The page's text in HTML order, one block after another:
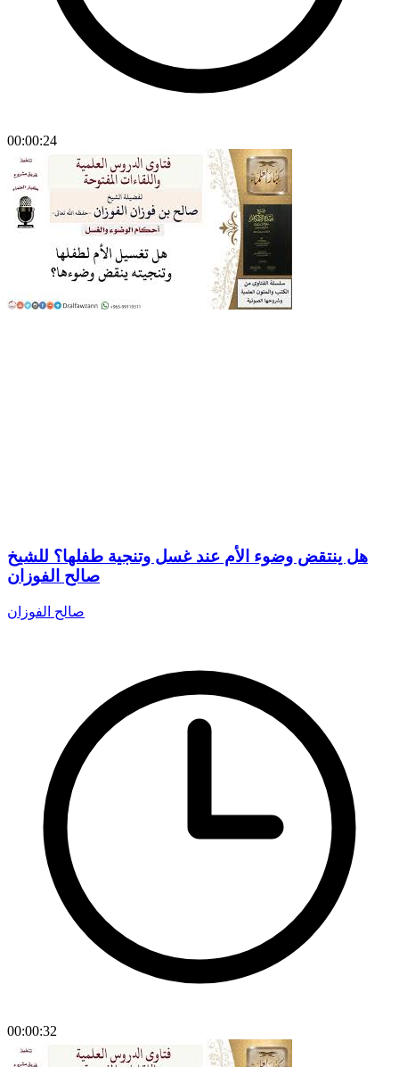
00:00:24
هل ينتقض وضوء الأم عند غسل وتنجية طفلها؟ للشيخ
صالح الفوزان
صالح الفوزان
00:00:32